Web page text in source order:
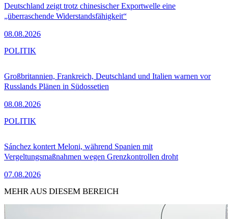
Deutschland zeigt trotz chinesischer Exportwelle eine
„überraschende Widerstandsfähigkeit“
08.08.2026
Großbritannien, Frankreich, Deutschland und Italien warnen vor
Russlands Plänen in Südossetien
08.08.2026
POLITIK
Sánchez kontert Meloni, während Spanien mit
Vergeltungsmaßnahmen wegen Grenzkontrollen droht
07.08.2026
POLITIK
MEHR AUS DIESEM BEREICH